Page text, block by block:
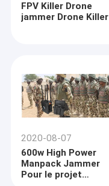
FPV Killer Drone
jammer Drone Killer
2020-08-07
600w High Power
Manpack Jammer
Pour le projet